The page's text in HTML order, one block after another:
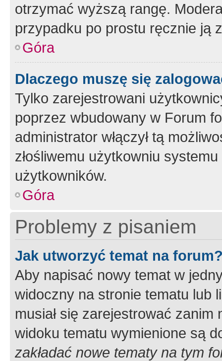
otrzymać wyższą rangę.
przypadku po prostu ręcznie ją
Góra
Dlaczego muszę się
Tylko zarejestrowani
poprzez wbudowany w Forum
administrator włączył tą
złośliwemu użytkowniu
użytkowników.
Góra
Problemy z pisaniem
Jak utworzyć temat na
Aby napisać nowy temat w
widoczny na stronie tematu lub
musiał się zarejestrować
widoku tematu wymienione są
zakładać nowe tematy na tym